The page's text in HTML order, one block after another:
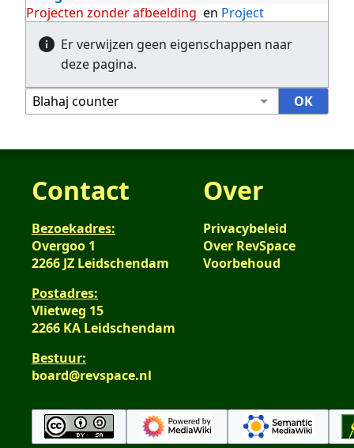
Projecten zonder afbeelding en Project
Er verwijzen geen eigenschappen naar
deze pagina.
Contact
Bezoekadres:
Overgoo 1
2266 JZ Leidschendam
Postadres:
Vlietweg 15
2266 KA Leidschendam
Bestuur:
board@revspace.nl
Over
Privacybeleid
Over RevSpace
Voorbehoud